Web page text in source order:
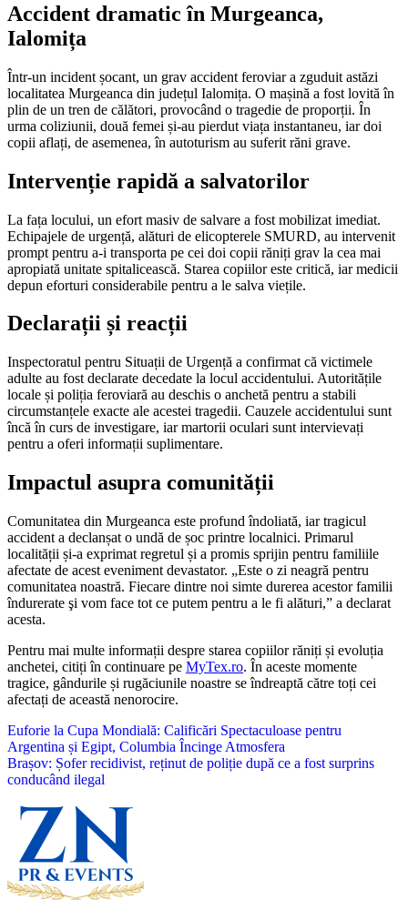
Accident dramatic în Murgeanca,
Ialomița
Într-un incident șocant, un grav accident feroviar a zguduit astăzi
localitatea Murgeanca din județul Ialomița. O mașină a fost lovită în
plin de un tren de călători, provocând o tragedie de proporții. În
urma coliziunii, două femei și-au pierdut viața instantaneu, iar doi
copii aflați, de asemenea, în autoturism au suferit răni grave.
Intervenție rapidă a salvatorilor
La fața locului, un efort masiv de salvare a fost mobilizat imediat.
Echipajele de urgență, alături de elicopterele SMURD, au intervenit
prompt pentru a-i transporta pe cei doi copii răniți grav la cea mai
apropiată unitate spitalicească. Starea copiilor este critică, iar medicii
depun eforturi considerabile pentru a le salva viețile.
Declarații și reacții
Inspectoratul pentru Situații de Urgență a confirmat că victimele
adulte au fost declarate decedate la locul accidentului. Autoritățile
locale și poliția feroviară au deschis o anchetă pentru a stabili
circumstanțele exacte ale acestei tragedii. Cauzele accidentului sunt
încă în curs de investigare, iar martorii oculari sunt intervievați
pentru a oferi informații suplimentare.
Impactul asupra comunității
Comunitatea din Murgeanca este profund îndoliată, iar tragicul
accident a declanșat o undă de șoc printre localnici. Primarul
localității și-a exprimat regretul și a promis sprijin pentru familiile
afectate de acest eveniment devastator. „Este o zi neagră pentru
comunitatea noastră. Fiecare dintre noi simte durerea acestor familii
îndurerate şi vom face tot ce putem pentru a le fi alături,” a declarat
acesta.
Pentru mai multe informații despre starea copiilor răniți și evoluția
anchetei, citiți în continuare pe MyTex.ro. În aceste momente
tragice, gândurile și rugăciunile noastre se îndreaptă către toți cei
afectați de această nenorocire.
Navigare
în
articole
Euforie la Cupa Mondială: Calificări Spectaculoase pentru
Argentina și Egipt, Columbia Încinge Atmosfera
Brașov: Șofer recidivist, reținut de poliție după ce a fost surprins
conducând ilegal